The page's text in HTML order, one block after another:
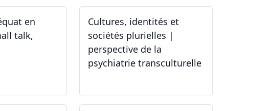
en
talk,
Cultures, identités et
sociétés plurielles |
perspective de la
psychiatrie transculturelle